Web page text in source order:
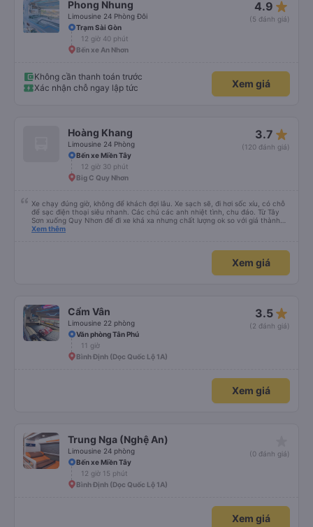
Phong Nhung
Limousine 24 Phòng Đôi
4.9 star_rate
(5 đánh giá)
Trạm Sài Gòn
12 giờ 40 phút
Bến xe An Nhơn
Không cần thanh toán trước
Xác nhận chỗ ngay lập tức
Xem giá
Hoàng Khang
Limousine 24 Phòng
3.7 star_rate
(120 đánh giá)
Bến xe Miền Tây
12 giờ 30 phút
Big C Quy Nhơn
Xe chạy đúng giờ, không để khách đợi lâu. Xe sạch sẽ, đi hơi sốc xíu, có chỗ
để sạc điện thoại siêu nhanh. Các chú các anh nhiệt tình, chu đáo. Từ Tây
Sơn xuống Quy Nhơn để đi xe khá xa nhưng chất lượng ok so với giá thành
chung.
Xem thêm
Xem giá
Cẩm Vân
Limousine 22 phòng
3.5 star_rate
(2 đánh giá)
Văn phòng Tân Phú
11 giờ
Bình Định (Dọc Quốc Lộ 1A)
Xem giá
Trung Nga (Nghệ An)
Limousine 24 phòng
(0 đánh giá)
Bến xe Miền Tây
12 giờ 15 phút
Bình Định (Dọc Quốc Lộ 1A)
Xem giá